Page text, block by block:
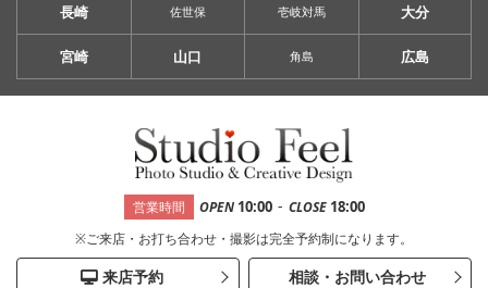
長崎 佐世保 壱岐対馬 大分
宮崎 山口 角島 広島
営業時間 OPEN 10:00 - CLOSE 18:00
※ご来店・お打ち合わせ・撮影は完全予約制になります。
来店予約 相談・お問い合わせ